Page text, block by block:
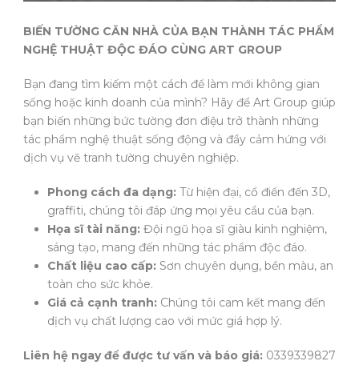
BIẾN TƯỜNG CĂN NHÀ CỦA BẠN THÀNH TÁC PHẨM
NGHỆ THUẬT ĐỘC ĐÁO CÙNG ART GROUP
Bạn đang tìm kiếm một cách để làm mới không gian
sống hoặc kinh doanh của mình? Hãy để Art Group giúp
bạn biến những bức tường đơn điệu trở thành những
tác phẩm nghệ thuật sống động và đầy cảm hứng với
dịch vụ vẽ tranh tường chuyên nghiệp.
Phong cách đa dạng: Từ hiện đại, cổ điển đến 3D,
graffiti, chúng tôi đáp ứng mọi yêu cầu của bạn.
Họa sĩ tài năng: Đội ngũ họa sĩ giàu kinh nghiệm,
sáng tạo, mang đến những tác phẩm độc đáo.
Chất liệu cao cấp: Sơn chuyên dụng, bền màu, an
toàn cho sức khỏe.
Giá cả cạnh tranh: Chúng tôi cam kết mang đến
dịch vụ chất lượng cao với mức giá hợp lý.
Liên hệ ngay để được tư vấn và báo giá: 0339339827